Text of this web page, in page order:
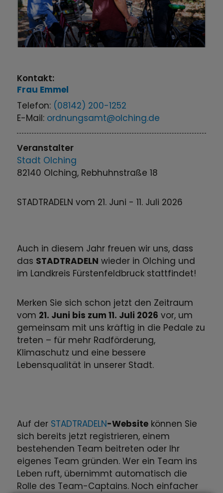
STADTRADELN vom 21. Juni - 11. Juli 2026
Auch in diesem Jahr freuen wir uns, dass
das STADTRADELN wieder in Olching und
im Landkreis Fürstenfeldbruck stattfindet!
Merken Sie sich schon jetzt den Zeitraum
vom 21. Juni bis zum 11. Juli 2026 vor, um
gemeinsam mit uns kräftig in die Pedale zu
treten – für mehr Radförderung,
Klimaschutz und eine bessere
Lebensqualität in unserer Stadt.
Auf der STADTRADELN-Website können Sie
sich bereits jetzt registrieren, einem
bestehenden Team beitreten oder Ihr
eigenes Team gründen. Wer ein Team ins
Leben ruft, übernimmt automatisch die
Rolle des Team-Captains. Noch einfacher
Kontakt:
Frau Emmel
Telefon: (08142) 200-1252
E-Mail: ordnungsamt@olching.de
Veranstalter
Stadt Olching
82140 Olching, Rebhuhnstraße 18